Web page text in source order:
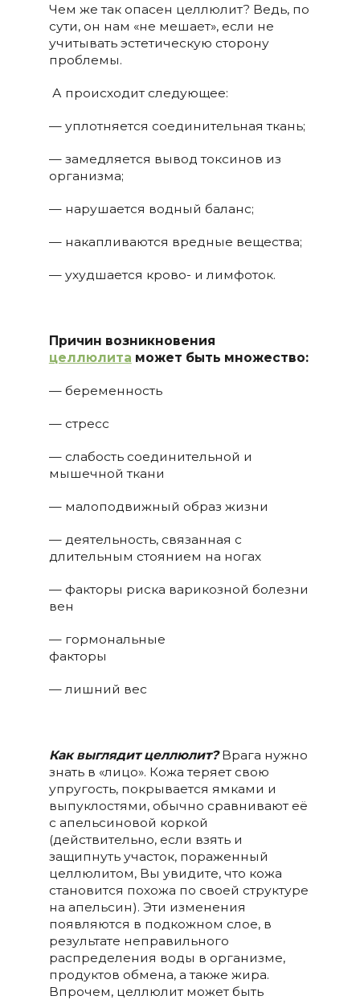
Чем же так опасен целлюлит? Ведь, по
сути, он нам «не мешает», если не
учитывать эстетическую сторону
проблемы.
А происходит следующее:
— уплотняется соединительная ткань;
— замедляется вывод токсинов из
организма;
— нарушается водный баланс;
— накапливаются вредные вещества;
— ухудшается крово- и лимфоток.
Причин возникновения
целлюлита может быть множество:
— беременность
— стресс
— слабость соединительной и
мышечной ткани
— малоподвижный образ жизни
— деятельность, связанная с
длительным стоянием на ногах
— факторы риска варикозной болезни
вен
— гормональные
факторы
— лишний вес
Как выглядит целлюлит?Врага нужно
знать в «лицо». Кожа теряет свою
упругость, покрывается ямками и
выпуклостями, обычно сравнивают её
с апельсиновой коркой
(действительно, если взять и
защипнуть участок, пораженный
целлюлитом, Вы увидите, что кожа
становится похожа по своей структуре
на апельсин). Эти изменения
появляются в подкожном слое, в
результате неправильного
распределения воды в организме,
продуктов обмена, а также жира.
Впрочем, целлюлит может быть